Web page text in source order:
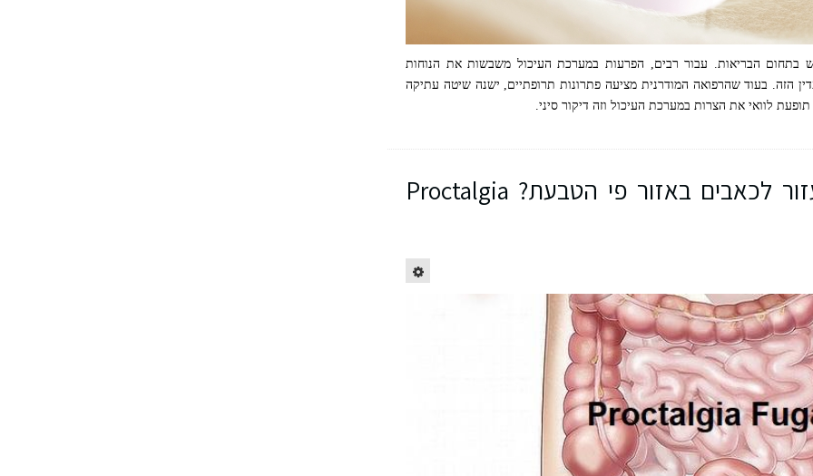
בתחום הבריאות. עבור רבים, הפרעות במערכת העיכול משבשות את הנוחות
הזה. בעוד שהרפואה המודרנית מציעה פתרונות תרופתיים, ישנה שיטה עתיקה
לוואי את הצרות במערכת העיכול וזה דיקור סיני.
כיצד דיקור סיני יכול לעזור לכאבים באזור פי הטבעת? Proctalgia